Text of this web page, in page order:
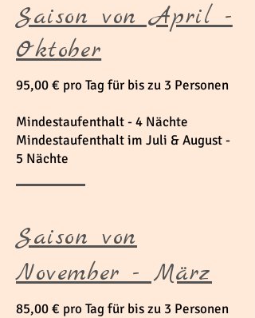
Saison von April -
Oktober
95,00 € pro Tag für bis zu 3 Personen
Mindestaufenthalt - 4 Nächte
Mindestaufenthalt im Juli & August -
5 Nächte
Saison von
November - März
85,00 € pro Tag für bis zu 3 Personen